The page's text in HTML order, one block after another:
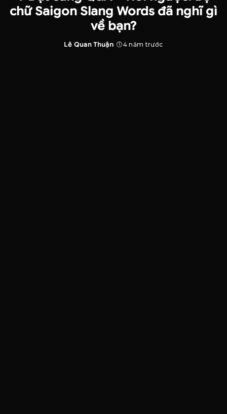
chữ Saigon Slang Words đã nghĩ gì
về bạn?
Posted
Lê Quan Thuận 4 năm trước